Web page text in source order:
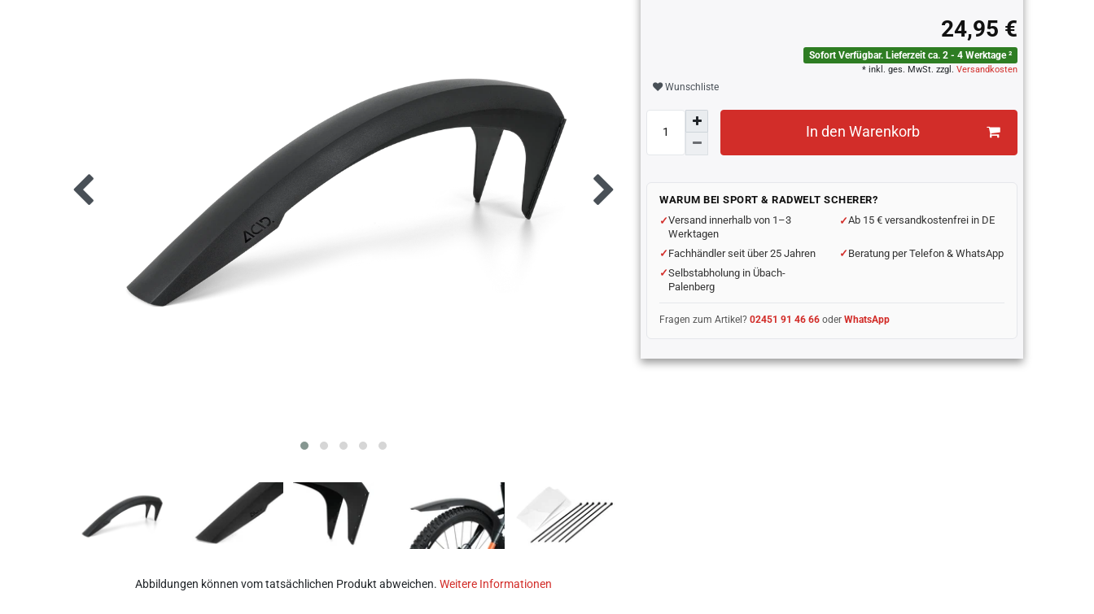
Abbildungen können vom tatsächlichen Produkt abweichen. Weitere Informationen
24,95 €
Sofort Verfügbar. Lieferzeit ca. 2 - 4 Werktage ²
* inkl. ges. MwSt. zzgl. Versandkosten
Wunschliste
In den Warenkorb
WARUM BEI SPORT & RADWELT SCHERER?
Versand innerhalb von 1–3
Werktagen
Ab 15 € versandkostenfrei in DE
Fachhändler seit über 25 Jahren
Beratung per Telefon & WhatsApp
Selbstabholung in Übach-
Palenberg
Fragen zum Artikel?02451 91 46 66 oderWhatsApp